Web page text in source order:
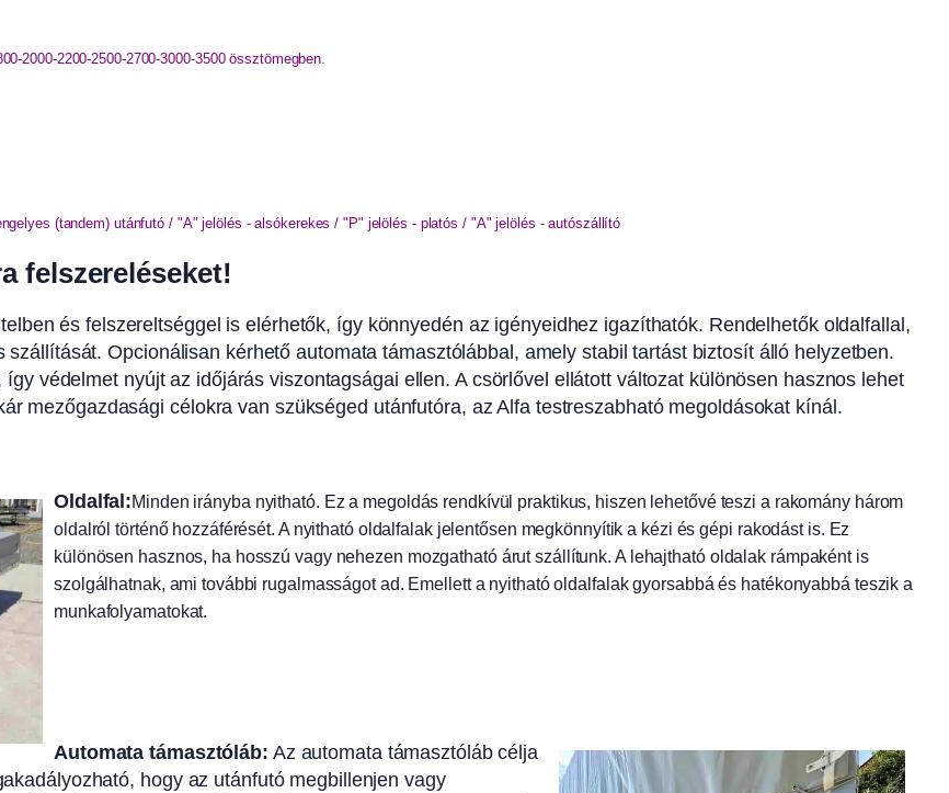
2000-2200-2500-2700-3000-3500 össztömegben.
(tandem) utánfutó / "A" jelölés - alsókerekes / "P" jelölés - platós / "A" jelölés - autószállító
felszereléseket!
és felszereltséggel is elérhetők, így könnyedén az igényeidhez igazíthatók. Rendelhetők oldalfallal,
Opcionálisan kérhető automata támasztólábbal, amely stabil tartást biztosít álló helyzetben.
védelmet nyújt az időjárás viszontagságai ellen. A csörlővel ellátott változat különösen hasznos lehet
mezőgazdasági célokra van szükséged utánfutóra, az Alfa testreszabható megoldásokat kínál.
Oldalfal:Minden irányba nyitható. Ez a megoldás rendkívül praktikus, hiszen lehetővé teszi a rakomány három
oldalról történő hozzáférését. A nyitható oldalfalak jelentősen megkönnyítik a kézi és gépi rakodást is. Ez
különösen hasznos, ha hosszú vagy nehezen mozgatható árut szállítunk. A lehajtható oldalak rámpaként is
szolgálhatnak, ami további rugalmasságot ad. Emellett a nyitható oldalfalak gyorsabbá és hatékonyabbá teszik a
munkafolyamatokat.
Automata támasztóláb: Az automata támasztóláb célja
hogy az utánfutó megbillenjen vagy